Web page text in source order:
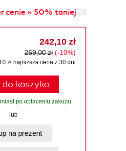
cenie » 50% taniej
242,10 zł
269,00 zł (-10%)
zł najniższa cena z 30 dni
do koszyka
po opłaceniu zakupu
lub
Kup na prezent